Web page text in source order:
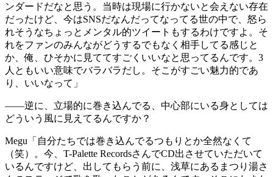
ンダードだなと思う。当時は現場に行かないと会えない存在
だったけど、今はSNSだなんだってなってる世の中で、怒ら
れそうなちょっとメンタル的ツイートもするわけですよ。そ
れをファンのみんながどうするでもなく相手してる感じと
か、俺、ひそかに見ててすごくいいなと思ってるんです。3
人ともいい意味でバラバラだし。そこがすごい魅力的であ
り、いいなって」
——逆に、立場的に巻き込んでる、中心部にいる身としては
どういう風に見えてるんですか？
Megu 「自分たちでは巻き込んでるつもりとか全然なくて
（笑）。今、T-Palette RecordsさんでCD出させていただいて
いるんですけど、出してもらう前に、浅草にあるまつり湯さ